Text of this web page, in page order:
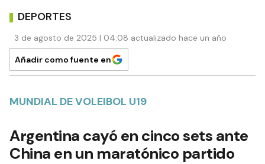
DEPORTES
3 de agosto de 2025 | 04:08 actualizado hace un año
Añadir como fuente en
MUNDIAL DE VOLEIBOL U19
Argentina cayó en cinco sets ante
China en un maratónico partido